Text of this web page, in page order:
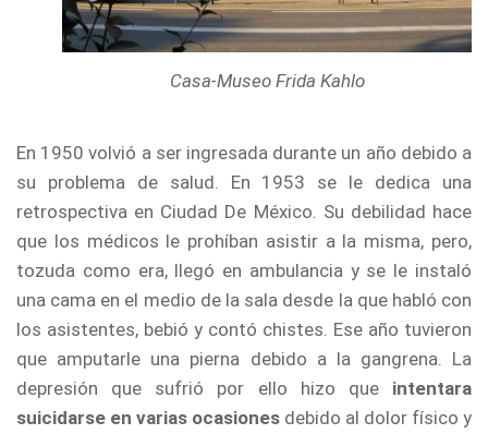
Casa-Museo Frida Kahlo
En 1950 volvió a ser ingresada durante un año debido a
su problema de salud. En 1953 se le dedica una
retrospectiva en Ciudad De México. Su debilidad hace
que los médicos le prohíban asistir a la misma, pero,
tozuda como era, llegó en ambulancia y se le instaló
una cama en el medio de la sala desde la que habló con
los asistentes, bebió y contó chistes. Ese año tuvieron
que amputarle una pierna debido a la gangrena. La
depresión que sufrió por ello hizo que intentara
suicidarse en varias ocasiones debido al dolor físico y